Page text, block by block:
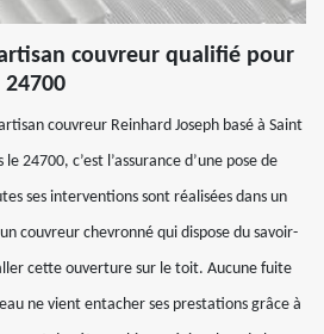
couvreur qualifié pour
couvreur Reinhard Joseph basé à Saint
24700, c’est l’assurance d’une pose de
ses interventions sont réalisées dans un
couvreur chevronné qui dispose du savoir-
cette ouverture sur le toit. Aucune fuite
ne vient entacher ses prestations grâce à